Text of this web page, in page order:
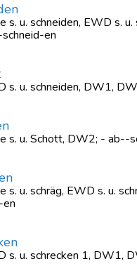
s. u. schneiden, EWD s.
en
s. u. schneiden, DW1,
s. u. Schott, DW2; - ab--
s. u. schräg, EWD s. u.
s. u. schrecken 1, DW1,